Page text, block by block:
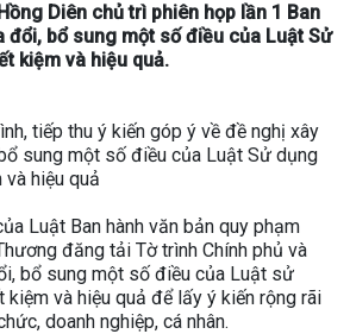
Diên chủ trì phiên họp lần 1 Ban
đổi, bổ sung một số điều của Luật Sử
kiệm và hiệu quả.
tiếp thu ý kiến góp ý về đề nghị xây
sung một số điều của Luật Sử dụng
hiệu quả
Luật Ban hành văn bản quy phạm
đăng tải Tờ trình Chính phủ và
bổ sung một số điều của Luật sử
và hiệu quả để lấy ý kiến rộng rãi
doanh nghiệp, cá nhân.